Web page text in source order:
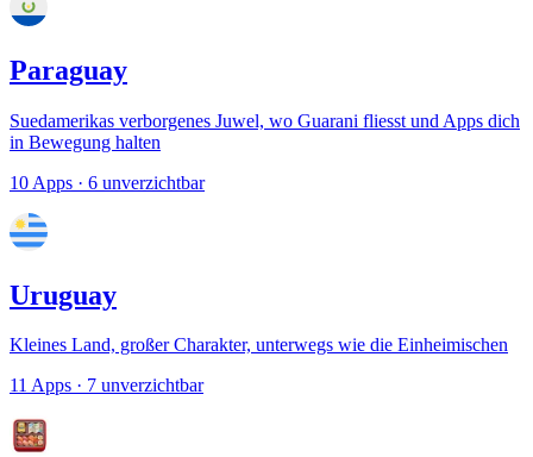
Paraguay
Suedamerikas verborgenes Juwel, wo Guarani fliesst und Apps dich
in Bewegung halten
10 Apps · 6 unverzichtbar
Uruguay
Kleines Land, großer Charakter, unterwegs wie die Einheimischen
11 Apps · 7 unverzichtbar